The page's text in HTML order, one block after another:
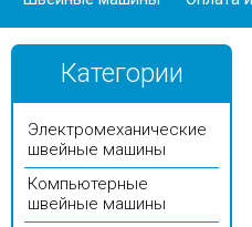
Категории
Электромеханические
швейные машины
Компьютерные
швейные машины